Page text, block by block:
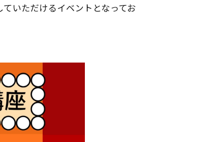
いただけるイベントとなってお